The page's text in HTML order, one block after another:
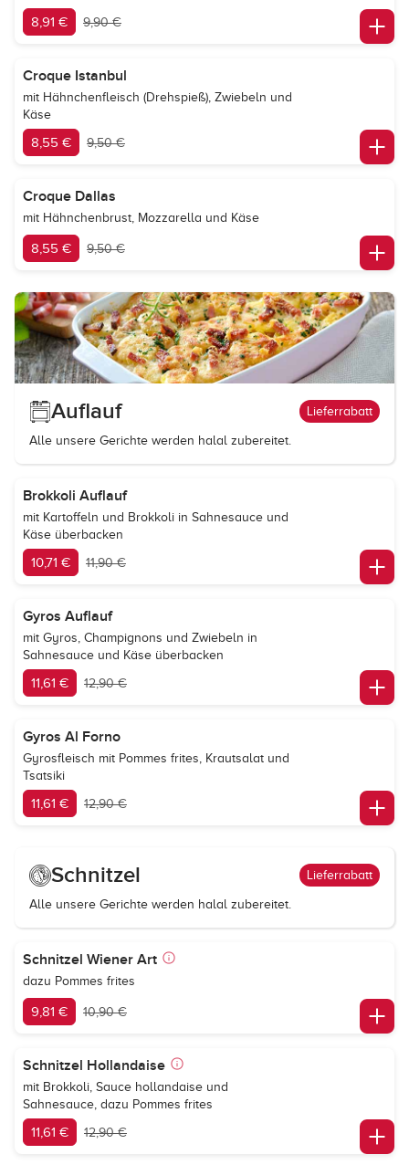
8,91 € 9,90 €
Croque Istanbul
mit Hähnchenfleisch (Drehspieß), Zwiebeln und
Käse
8,55 € 9,50 €
Croque Dallas
mit Hähnchenbrust, Mozzarella und Käse
8,55 € 9,50 €
Auflauf Lieferrabatt
Alle unsere Gerichte werden halal zubereitet.
Brokkoli Auflauf
mit Kartoffeln und Brokkoli in Sahnesauce und
Käse überbacken
10,71 € 11,90 €
Gyros Auflauf
mit Gyros, Champignons und Zwiebeln in
Sahnesauce und Käse überbacken
11,61 € 12,90 €
Gyros Al Forno
Gyrosfleisch mit Pommes frites, Krautsalat und
Tsatsiki
11,61 € 12,90 €
Schnitzel Lieferrabatt
Alle unsere Gerichte werden halal zubereitet.
Schnitzel Wiener Art
dazu Pommes frites
9,81 € 10,90 €
Schnitzel Hollandaise
mit Brokkoli, Sauce hollandaise und
Sahnesauce, dazu Pommes frites
11,61 € 12,90 €